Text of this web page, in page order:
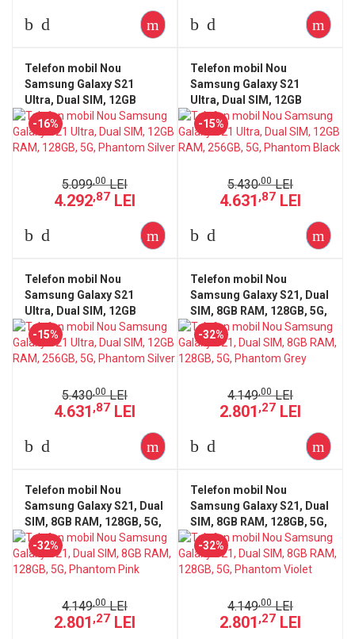
Telefon mobil Nou
Samsung Galaxy S21
Ultra, Dual SIM, 12GB
RAM, 128GB, 5G, Phantom
Silver
-16%
5.099,00LEI
4.292,87 LEI
Telefon mobil Nou
Samsung Galaxy S21
Ultra, Dual SIM, 12GB
RAM, 256GB, 5G, Phantom
Black
-15%
5.430,00LEI
4.631 ,87 LEI
Telefon mobil Nou
Samsung Galaxy S21
Ultra, Dual SIM, 12GB
RAM, 256GB, 5G, Phantom
Silver
-15%
5.430,00LEI
4.631 ,87 LEI
Telefon mobil Nou
Samsung Galaxy S21, Dual
SIM, 8GB RAM, 128GB, 5G,
Phantom Grey
-32%
4.149,00LEI
2.801 ,27 LEI
Telefon mobil Nou
Samsung Galaxy S21, Dual
SIM, 8GB RAM, 128GB, 5G,
Phantom Pink
-32%
4.149,00LEI
2.801 ,27 LEI
Telefon mobil Nou
Samsung Galaxy S21, Dual
SIM, 8GB RAM, 128GB, 5G,
Phantom Violet
-32%
4.149,00LEI
2.801 ,27 LEI